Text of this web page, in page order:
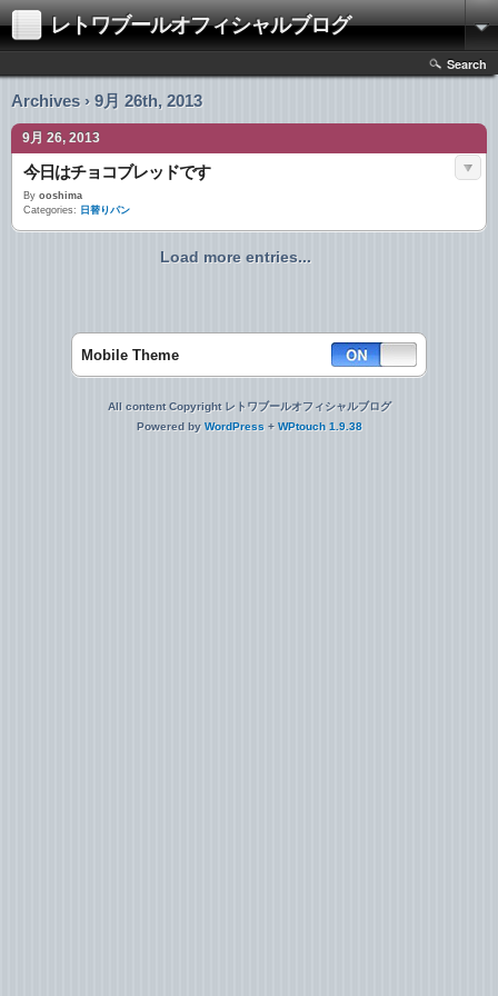
レトワブールオフィシャルブログ
Search
Archives › 9月 26th, 2013
9月 26, 2013
今日はチョコブレッドです
By ooshima
Categories: 日替りパン
Load more entries...
Mobile Theme
All content Copyright レトワブールオフィシャルブログ
Powered by WordPress + WPtouch 1.9.38